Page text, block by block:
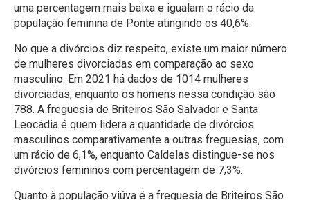
uma percentagem mais baixa e igualam o rácio da
população feminina de Ponte atingindo os 40,6%.
No que a divórcios diz respeito, existe um maior número
de mulheres divorciadas em comparação ao sexo
masculino. Em 2021 há dados de 1014 mulheres
divorciadas, enquanto os homens nessa condição são
788. A freguesia de Briteiros São Salvador e Santa
Leocádia é quem lidera a quantidade de divórcios
masculinos comparativamente a outras freguesias, com
um rácio de 6,1%, enquanto Caldelas distingue-se nos
divórcios femininos com percentagem de 7,3%.
Quanto à população viúva é a freguesia de Briteiros São